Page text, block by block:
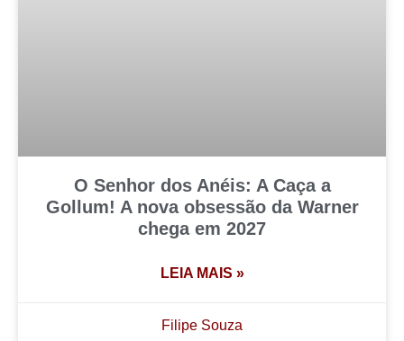
O Senhor dos Anéis: A Caça a
Gollum! A nova obsessão da Warner
chega em 2027
LEIA MAIS »
Filipe Souza